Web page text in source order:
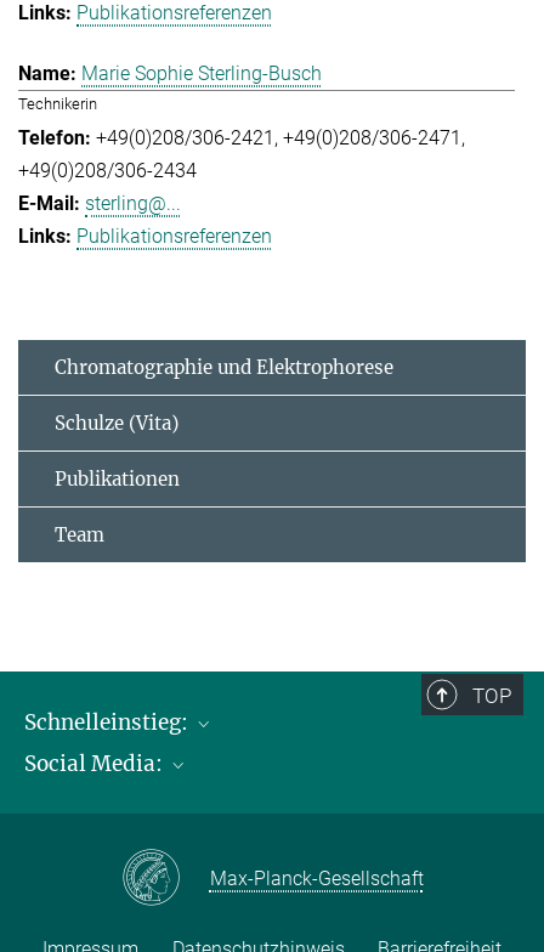
Publikationsreferenzen
Marie Sophie Sterling-Busch
Technikerin
+49(0)208/306-2421 +49(0)208/306-2471
+49(0)208/306-2434
sterling@...
Publikationsreferenzen
Chromatographie und Elektrophorese
Schulze (Vita)
Publikationen
Team
TOP
Schnelleinstieg:
Publikationen
Kontakt und Anfahrtsbeschreibung
Social Media:
Max-Planck-Gesellschaft